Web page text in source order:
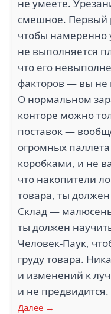
не умеете.
смешное. Первый
чтобы намеренно
не выполняется
что его
факторов — вы не
О нормальном
конторе можно
поставок —
огромных
коробками, и не
что накопители
товара, ты
Склад —
ты должен
Человек-Паук,
груду товара.
и изменений к
и не
Далее →